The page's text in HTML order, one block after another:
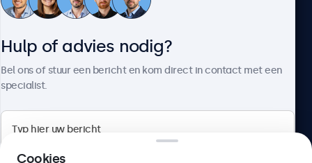
Klantenservice
Hulp of advies nodig?
Bel ons of stuur een bericht en kom direct in contact met een
specialist.
Cookies